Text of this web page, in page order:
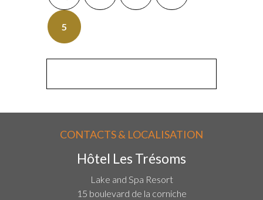
5
CONTACTS & LOCALISATION
Hôtel Les Trésoms
Lake and Spa Resort
15 boulevard de la corniche